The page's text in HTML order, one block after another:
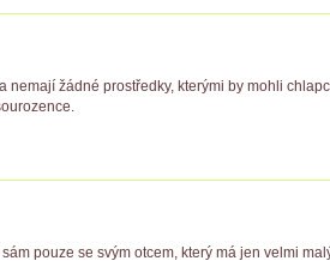
nemají žádné prostředky, kterými by mohli
pouze se svým otcem, který má jen velmi